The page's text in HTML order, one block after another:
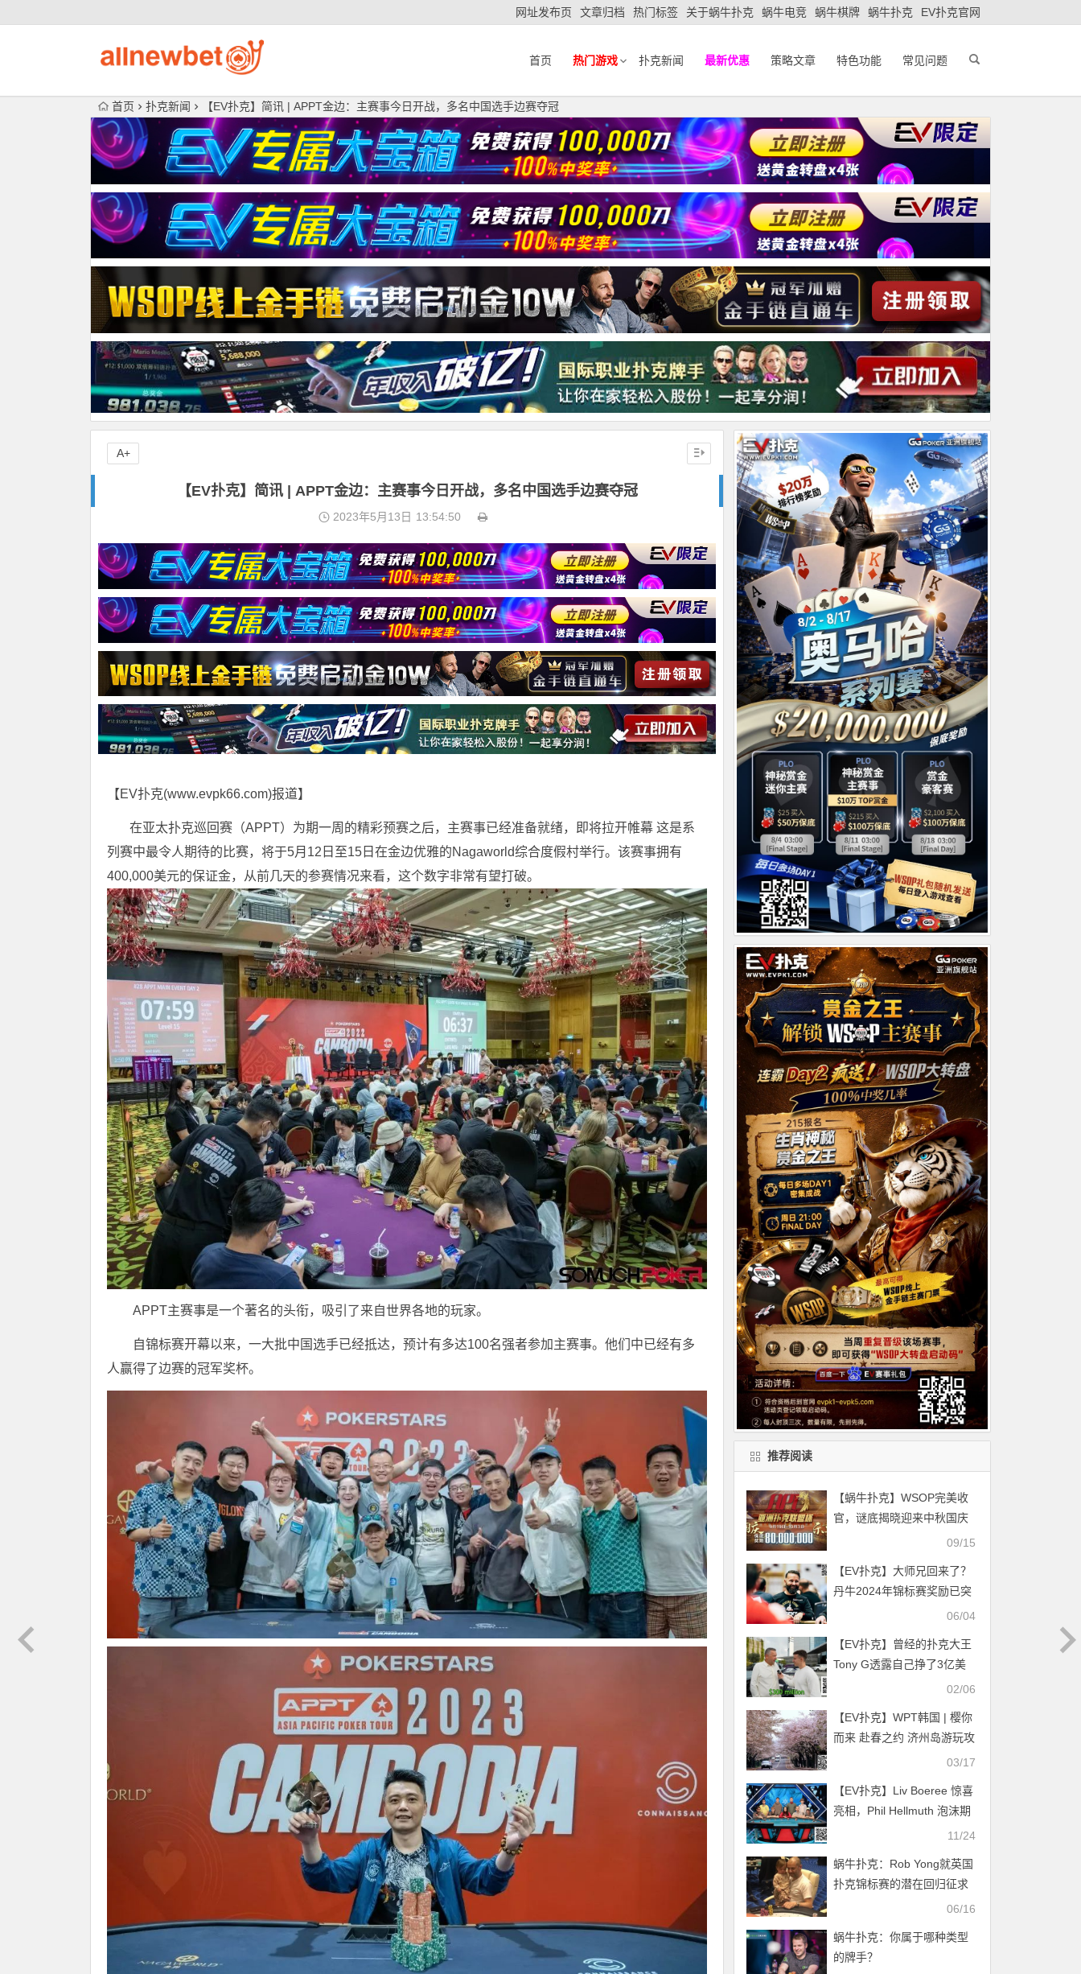
网址发布页 文章归档 热门标签 关于蜗牛扑克 蜗牛电竞 蜗牛棋牌 蜗牛扑克 EV扑克官网
首页 热门游戏 扑克新闻 最新优惠 策略文章 特色功能 常见问题
首页 扑克新闻 【EV扑克】简讯 | APPT金边：主赛事今日开战，多名中国选手边赛夺冠
【EV扑克】简讯 | APPT金边：主赛事今日开战，多名中国选手边赛夺冠
2023年5月13日 13:54:50
【EV扑克(www.evpk66.com)报道】
在亚太扑克巡回赛（APPT）为期一周的精彩预赛之后，主赛事已经准备就绪，即将拉开帷幕 这是系
列赛中最令人期待的比赛，将于5月12日至15日在金边优雅的Nagaworld综合度假村举行。该赛事拥有
400,000美元的保证金，从前几天的参赛情况来看，这个数字非常有望打破。
APPT主赛事是一个著名的头衔，吸引了来自世界各地的玩家。
自锦标赛开幕以来，一大批中国选手已经抵达，预计有多达100名强者参加主赛事。他们中已经有多
人赢得了边赛的冠军奖杯。
A+
推荐阅读
【蜗牛扑克】WSOP完美收
官，谜底揭晓迎来中秋国庆
最强赛事！APL亚洲扑克联
09/15
【EV扑克】大师兄回来了？
丹牛2024年锦标赛奖励已突
破100W刀！连Phil Ivey都望
06/04
【EV扑克】曾经的扑克大王
Tony G透露自己挣了3亿美
元，最多一年挣过1个小目标
02/06
【EV扑克】WPT韩国 | 樱你
而来 赴春之约 济州岛游玩攻
03/17
【EV扑克】Liv Boeree 惊喜
亮相，Phil Hellmuth 泡沫期
出局，《No Limit》新集揭
11/24
蜗牛扑克：Rob Yong就英国
扑克锦标赛的潜在回归征求
06/16
蜗牛扑克：你属于哪种类型
的牌手？